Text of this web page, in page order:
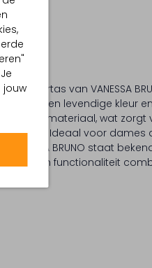
jouw
van VANESSA
in een levendige kleur
en jute materiaal, wat zorgt
Ideaal voor dames
BRUNO staat
en functionaliteit